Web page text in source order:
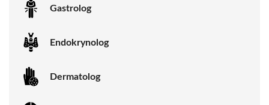
Gastrolog
Endokrynolog
Dermatolog